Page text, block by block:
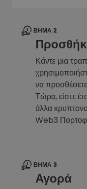
ΒΉΜΑ 2
Κάντε μια
να
Τώρα, είστε
άλλα
Web3
ΒΉΜΑ 3
Αγορά